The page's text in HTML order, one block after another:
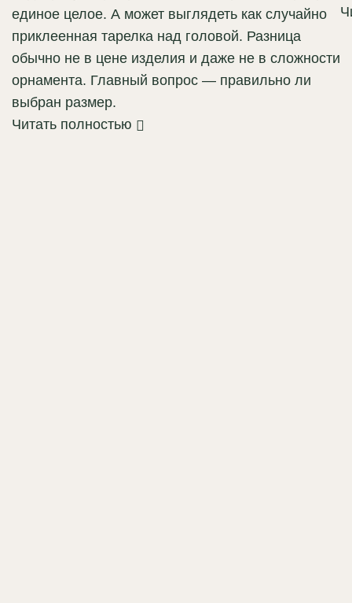
единое целое. А может выглядеть как случайно
приклеенная тарелка над головой. Разница
обычно не в цене изделия и даже не в сложности
орнамента. Главный вопрос — правильно ли
выбран размер.
Читать полностью